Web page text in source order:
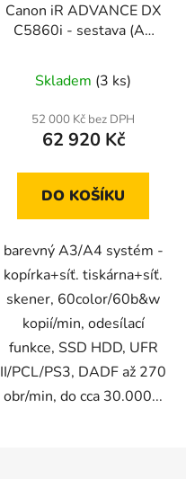
Canon iR ADVANCE DX
C5860i - sestava (A3
Skladem (3 ks)
52 000 Kč bez DPH
62 920 Kč
DO KOŠÍKU
barevný A3/A4 systém -
kopírka+síť. tiskárna+síť.
skener, 60color/60b&w
kopií/min, odesílací
funkce, SSD HDD, UFR
II/PCL/PS3, DADF až 270
obr/min, do cca 30.000...